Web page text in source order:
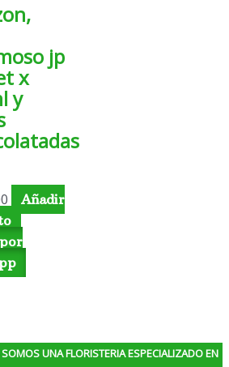
jp
x
y
Añadir
UNA FLORISTERIA ESPECIALIZADO EN